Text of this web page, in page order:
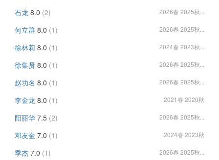
石龙 8.0 (2) 2026春 2025秋...
何立群 8.0 (1) 2026春 2025秋...
徐林莉 8.0 (1) 2024春 2023秋...
徐集贤 8.0 (1) 2026春 2025秋...
赵功名 8.0 (1) 2026春 2025秋...
李金龙 8.0 (1) 2021春 2020秋
阳丽华 7.5 (2) 2026春 2025秋...
邓友金 7.0 (1) 2024春 2023秋
季杰 7.0 (1) 2026春 2025秋...